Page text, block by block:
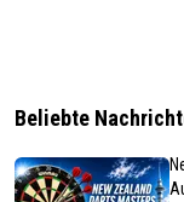
Beliebte